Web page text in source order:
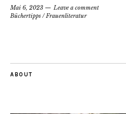
Mai 6, 2023
Leave a comment
Büchertipps /Frauenliteratur
ABOUT